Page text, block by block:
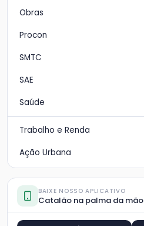
Obras
Procon
SMTC
SAE
Saúde
Trabalho e Renda
Ação Urbana
BAIXE NOSSO APLICATIVO
Catalão na palma da mão